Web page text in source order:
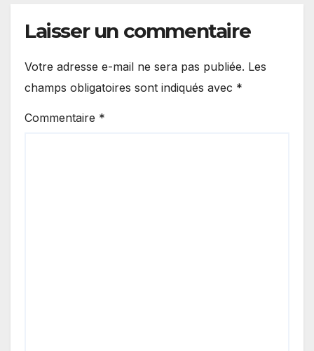
Laisser un commentaire
Votre adresse e-mail ne sera pas publiée. Les
champs obligatoires sont indiqués avec *
Commentaire *